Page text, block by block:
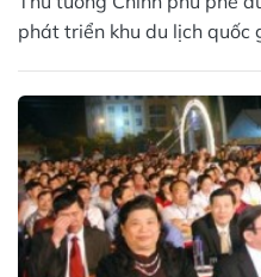
phát triển khu du lịch quốc